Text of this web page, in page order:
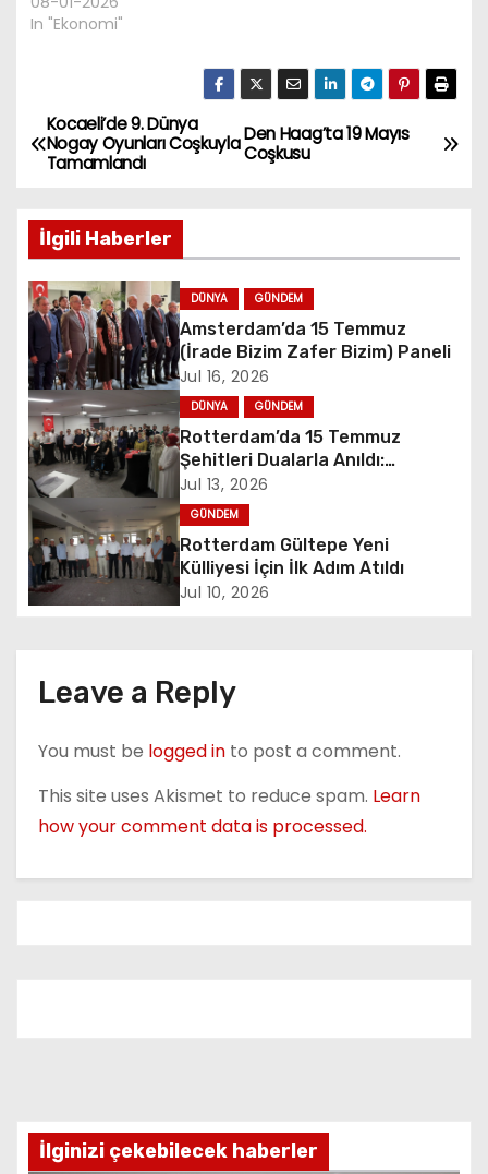
In "Ekonomi"
P
s
t
n
a
v
i
g
a
t
o
Den Haag’ta 19 Mayıs
Coşkusu
Kocaeli’de 9. Dünya
Nogay Oyunları Coşkuyla
Tamamlandı
İlgili Haberler
DÜNYA GÜNDEM
Amsterdam’da 15 Temmuz
(İrade Bizim Zafer Bizim) Paneli
Jul 16, 2026
DÜNYA GÜNDEM
Rotterdam’da 15 Temmuz
Şehitleri Dualarla Anıldı:
“Demokrasiye Sahip Çıkmanın
Sembolü”
Jul 13, 2026
GÜNDEM
Rotterdam Gültepe Yeni
Külliyesi İçin İlk Adım Atıldı
Jul 10, 2026
Leave a Reply
You must be logged in to post a comment.
This site uses Akismet to reduce spam. Learn
how your comment data is processed.
İlginizi çekebilecek haberler